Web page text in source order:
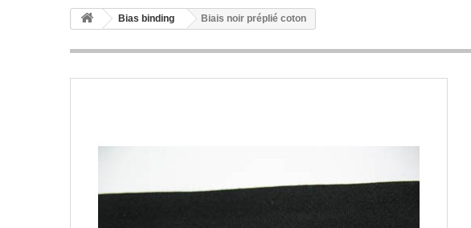
Bias binding Biais noir préplié coton